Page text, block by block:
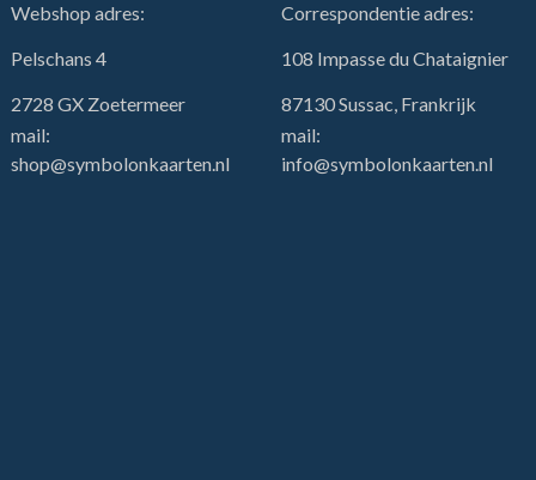
Webshop adres:
Correspondentie adres:
Pelschans 4
108 Impasse du Chataignier
2728 GX Zoetermeer
87130 Sussac, Frankrijk
mail:
shop@symbolonkaarten.nl
mail:
info@symbolonkaarten.nl